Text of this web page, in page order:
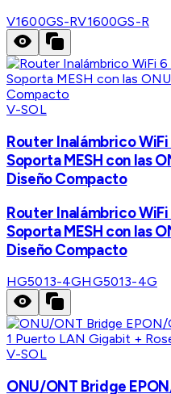
V1600GS-RV1600GS-R
V-SOL
Router Inalámbrico
Soporta MESH con las
Diseño Compacto
Router Inalámbrico
Soporta MESH con las
Diseño Compacto
HG5013-4GHG5013-4G
V-SOL
ONU/ONT Bridge